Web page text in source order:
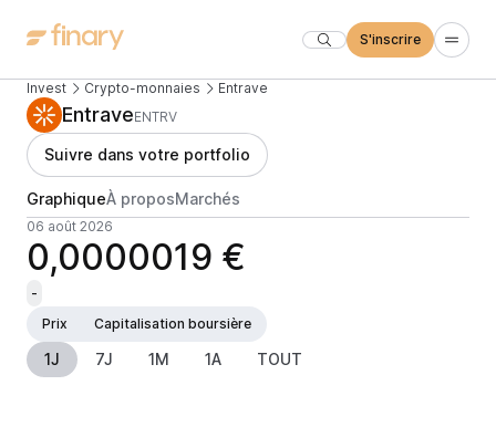
S'inscrire
Invest Crypto-monnaies Entrave
EntraveENTRV
Suivre dans votre portfolio
GraphiqueÀ proposMarchés
06 août 2026
0,0000019 €
-
Prix
Capitalisation boursière
1J 7J 1M 1A TOUT